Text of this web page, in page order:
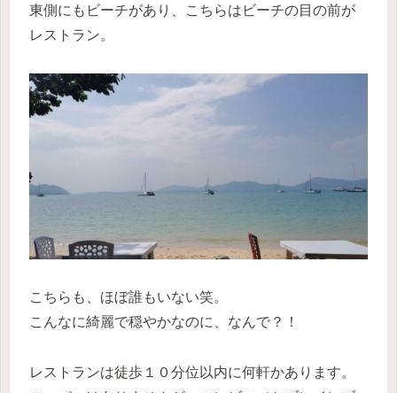
東側にもビーチがあり、こちらはビーチの目の前が
レストラン。
こちらも、ほぼ誰もいない笑。
こんなに綺麗で穏やかなのに、なんで？！
レストランは徒歩１０分位以内に何軒かあります。